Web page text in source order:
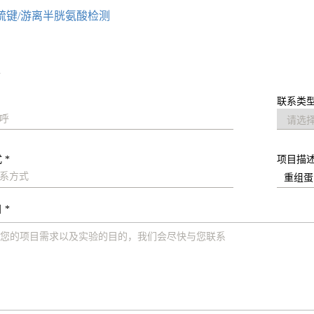
键/游离半胱氨酸检测
联系类
* 项目描
*